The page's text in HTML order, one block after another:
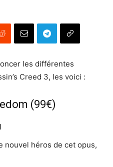
les différentes
Creed 3, les voici :
(99€)
nouvel héros de cet opus,